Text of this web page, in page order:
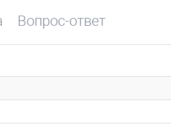
Вопрос-ответ